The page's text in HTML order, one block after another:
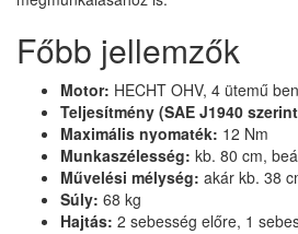
Főbb jellemzők
Motor: HECHT OHV, 4 ütemű
Teljesítmény (SAE J1940
Maximális nyomaték: 12 Nm
Munkaszélesség: kb. 80 cm,
Művelési mélység: akár kb. 38
Súly: 68 kg
Hajtás: 2 sebesség előre, 1